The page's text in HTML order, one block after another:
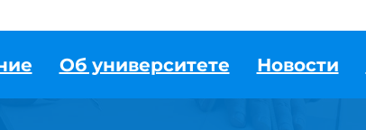
Об университете Новости